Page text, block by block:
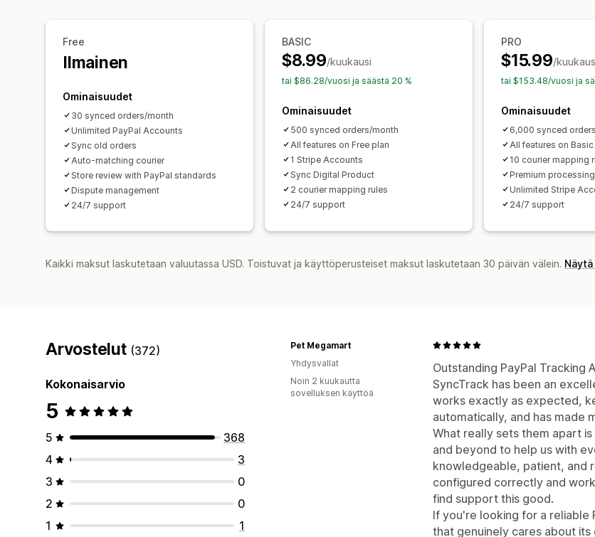
Free
Ilmainen
Ominaisuudet
30 synced orders/month
Unlimited PayPal Accounts
Sync old orders
Auto-matching courier
Store review with PayPal standards
Dispute management
24/7 support
BASIC
$8.99/kuukausi
tai $86.28/vuosi ja säästä 20 %
Ominaisuudet
500 synced orders/month
All features on Free plan
1 Stripe Accounts
Sync Digital Product
2 courier mapping rules
24/7 support
PRO
$15.99/
tai $153.48/vuosi ja
Ominaisuudet
6,000 synced
All features on
10 courier mapping
Premium
Unlimited Stripe
24/7 support
Kaikki maksut laskutetaan valuutassa USD. Toistuvat ja käyttöperusteiset maksut laskutetaan 30 päivän välein.
Arvostelut (372)
Kokonaisarvio
5
5
368
4
3
3
0
2
0
1
1
Outstanding PayPal Tracking
SyncTrack has been an
works exactly as expected,
automatically, and has made
What really sets them apart
and beyond to help us with
knowledgeable, patient, and
configured correctly and
find support this good.
If you're looking for a reliable
that genuinely cares about
Pet Megamart
Yhdysvallat
Noin 2 kuukautta
sovelluksen käyttöä